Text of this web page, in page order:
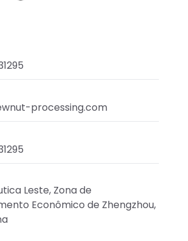
processing.com
Leste, Zona de
Econômico de Zhengzhou,